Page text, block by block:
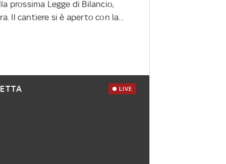
prossima Legge di Bilancio,
Il cantiere si è aperto con la...
LIVE